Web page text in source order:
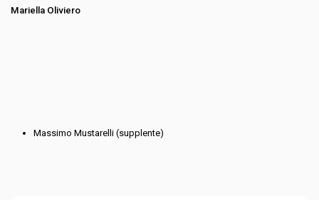
Mariella Oliviero
Massimo Mustarelli (supplente)